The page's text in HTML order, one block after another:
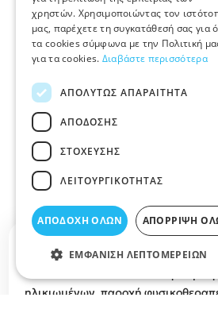
Περιγραφή κατηγορίας
ΟΙΚΟΙ ΕΥΓΗΡΙΑΣ ΛΑΡΙΣΑ Ιατρική
ηλικιωμένων, παροχή
χρηστών. Χρησιμοποιώντας τον
μας, παρέχετε τη συγκατάθεσή σας για
τα cookies σύμφωνα με την Πολιτική
για τα cookies. Διαβάστε περισσότερα
ΑΠΟΛΎΤΩΣ ΑΠΑΡΑΊΤΗΤΑ
ΑΠΌΔΟΣΗΣ
ΣΤΌΧΕΥΣΗΣ
ΛΕΙΤΟΥΡΓΙΚΌΤΗΤΑΣ
ΑΠΟΔΟΧΉ ΌΛΩΝ ΑΠΌΡΡΙΨΗ
ΕΜΦΆΝΙΣΗ ΛΕΠΤΟΜΕΡΕΙΏΝ